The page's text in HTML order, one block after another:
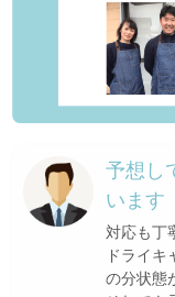
予想し
います
対応も丁
ドライ
の分状態